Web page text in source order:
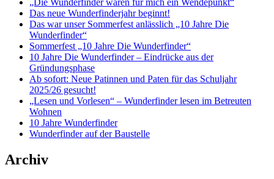
Das neue Wunderfinderjahr beginnt!
Das war unser Sommerfest anlässlich „10 Jahre Die
Wunderfinder“
Sommerfest „10 Jahre Die Wunderfinder“
10 Jahre Die Wunderfinder – Eindrücke aus der
Gründungsphase
Ab sofort: Neue Patinnen und Paten für das Schuljahr
2025/26 gesucht!
„Lesen und Vorlesen“ – Wunderfinder lesen im Betreuten
Wohnen
10 Jahre Wunderfinder
Wunderfinder auf der Baustelle
Archiv